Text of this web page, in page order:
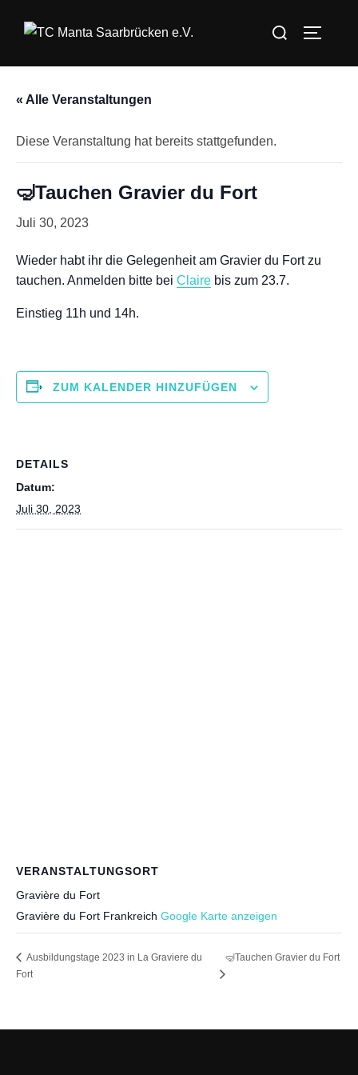
Inhalt
Suchen
« Alle Veranstaltungen
Diese Veranstaltung hat bereits stattgefunden.
🤿Tauchen Gravier du Fort
Juli 30, 2023
Wieder habt ihr die Gelegenheit am Gravier du Fort zu
tauchen. Anmelden bitte bei Claire bis zum 23.7.
Einstieg 11h und 14h.
ZUM KALENDER HINZUFÜGEN
DETAILS
Datum:
Juli 30, 2023
VERANSTALTUNGSORT
Gravière du Fort
Gravière du Fort Frankreich Google Karte anzeigen
Ausbildungstage 2023 in La Graviere du
Fort
🤿Tauchen Gravier du Fort